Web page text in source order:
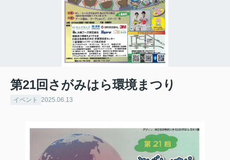
第21回さがみはら環境まつり
イベント 2025.06.13